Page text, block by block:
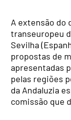
A extensão do
transeuropeu
Sevilha
propostas de
apresentadas
pelas regiões
da Andaluzia
comissão que